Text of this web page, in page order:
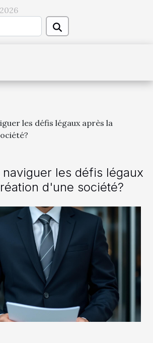
les défis légaux après la
naviguer les défis légaux
d'une société?